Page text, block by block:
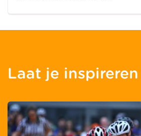
Laat je inspireren